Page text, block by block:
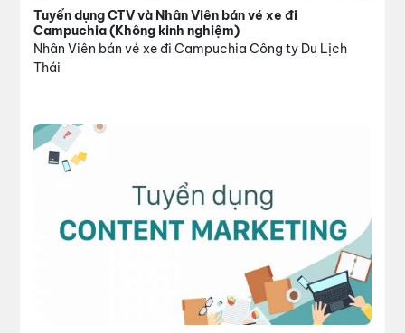
Tuyển dụng CTV và Nhân Viên bán vé xe đi
Campuchia (Không kinh nghiệm)
Nhân Viên bán vé xe đi Campuchia Công ty Du Lịch
Thái